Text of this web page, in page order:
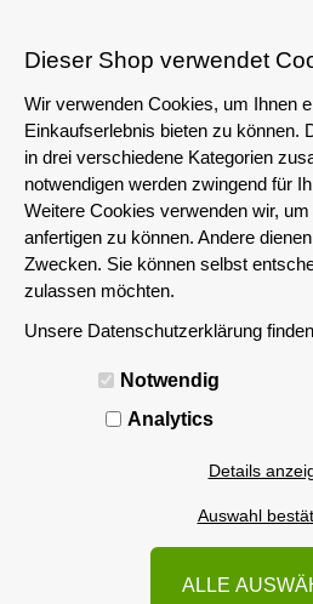
Das servershop-
Unternehmen i.S.d. § 14 BGB sowie
an Privatpersonen ist
MENÜ
Dieser Shop verwendet
Wir verwenden Cookies, um Ihnen
Einkaufserlebnis bieten zu können.
in drei verschiedene Kategorien
notwendigen werden zwingend für
Weitere Cookies verwenden wir,
anfertigen zu können. Andere
Zwecken. Sie können selbst
zulassen möchten.
Unsere Datenschutzerklärung
Notwendig
Analytics
Details
Auswahl
ALLE